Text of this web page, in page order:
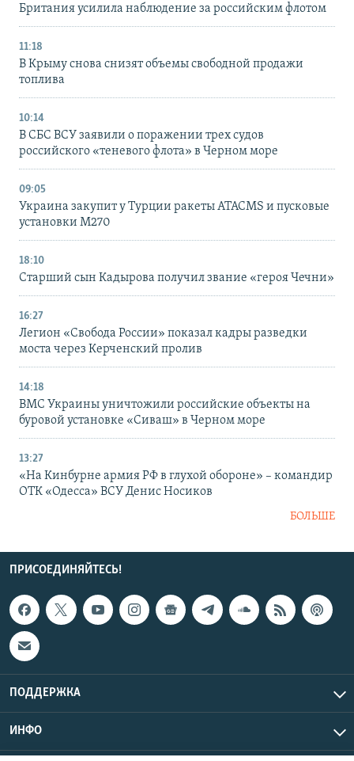
Британия усилила наблюдение за российским флотом
11:18
В Крыму снова снизят объемы свободной продажи
топлива
10:14
В СБС ВСУ заявили о поражении трех судов
российского «теневого флота» в Черном море
09:05
Украина закупит у Турции ракеты ATACMS и пусковые
установки M270
18:10
Старший сын Кадырова получил звание «героя Чечни»
16:27
Легион «Свобода России» показал кадры разведки
моста через Керченский пролив
14:18
ВМС Украины уничтожили российские объекты на
буровой установке «Сиваш» в Черном море
13:27
«На Кинбурне армия РФ в глухой обороне» – командир
ОТК «Одесса» ВСУ Денис Носиков
БОЛЬШЕ
ПРИСОЕДИНЯЙТЕСЬ!
ПОДДЕРЖКА
ИНФО